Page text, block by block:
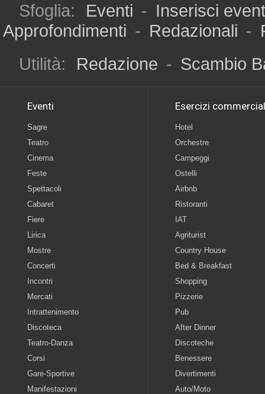
Sfoglia: Eventi - Inserisci
Approfondimenti - Redazionali -
Utilità:
Redazione - Scambio
Eventi
Sagre
Teatro
Cinema
Feste
Spettacoli
Cabaret
Fiere
Lirica
Mostre
Concerti
Incontri
Mercati
Intrattenimento
Discoteca
Teatro-Danza
Corsi
Gare-Sportive
Manifestazioni
Esercizi
Hotel
Orchestre
Campeggi
Ostelli
Airbnb
Ristoranti
IAT
Agriturist
Country House
Bed & Breakfast
Shopping
Pizzerie
Pub
After Dinner
Discoteche
Benessere
Divertimenti
Auto/Moto